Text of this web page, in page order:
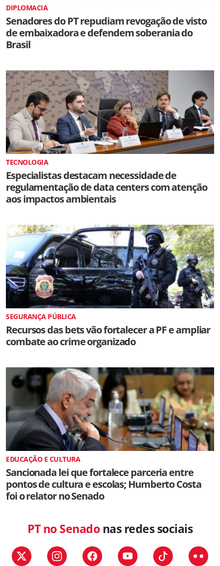
DIPLOMACIA
Senadores do PT repudiam revogação de visto
de embaixadora e defendem soberania do
Brasil
TECNOLOGIA
Especialistas destacam necessidade de
regulamentação de data centers com atenção
aos impactos ambientais
SEGURANÇA PÚBLICA
Recursos das bets vão fortalecer a PF e ampliar
combate ao crime organizado
EDUCAÇÃO E CULTURA
Sancionada lei que fortalece parceria entre
pontos de cultura e escolas; Humberto Costa
foi o relator no Senado
PT no Senadonas redes sociais